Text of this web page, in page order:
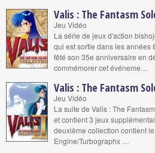
Valis : The Fantasm
Jeu Vidéo
La série de jeux d'action
qui est sortie dans les années
fêté son 35e anniversaire en
commémorer cet événeme…
Valis : The Fantasm
Jeu Vidéo
La suite de Valis : The
et contient 3 jeux
deuxième collection contient
Engine/Turbographx …